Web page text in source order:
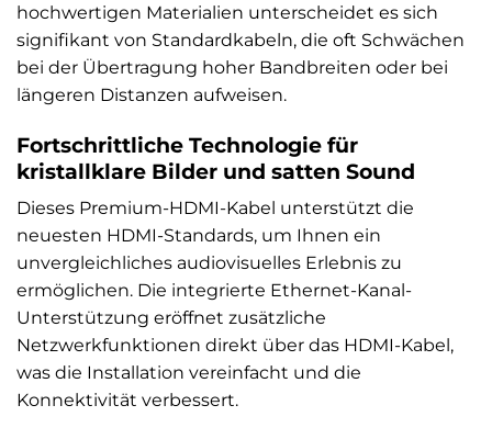
hochwertigen Materialien unterscheidet es sich
signifikant von Standardkabeln, die oft Schwächen
bei der Übertragung hoher Bandbreiten oder bei
längeren Distanzen aufweisen.
Fortschrittliche Technologie für
kristallklare Bilder und satten Sound
Dieses Premium-HDMI-Kabel unterstützt die
neuesten HDMI-Standards, um Ihnen ein
unvergleichliches audiovisuelles Erlebnis zu
ermöglichen. Die integrierte Ethernet-Kanal-
Unterstützung eröffnet zusätzliche
Netzwerkfunktionen direkt über das HDMI-Kabel,
was die Installation vereinfacht und die
Konnektivität verbessert.